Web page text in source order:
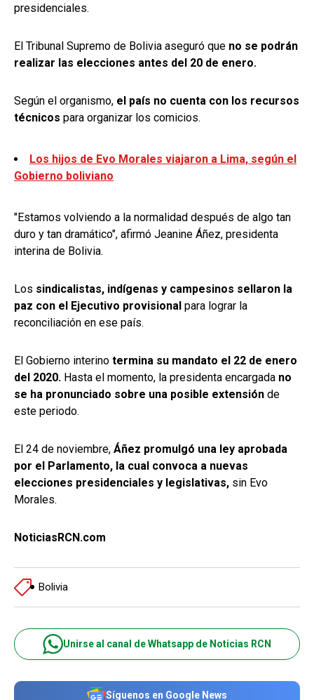
presidenciales.
El Tribunal Supremo de Bolivia aseguró que no se podrán
realizar las elecciones antes del 20 de enero.
Según el organismo, el país no cuenta con los recursos
técnicos para organizar los comicios.
Los hijos de Evo Morales viajaron a Lima, según el
Gobierno boliviano
"Estamos volviendo a la normalidad después de algo tan
duro y tan dramático", afirmó Jeanine Áñez, presidenta
interina de Bolivia.
Los sindicalistas, indígenas y campesinos sellaron la
paz con el Ejecutivo provisional para lograr la
reconciliación en ese país.
El Gobierno interino termina su mandato el 22 de enero
del 2020. Hasta el momento, la presidenta encargada no
se ha pronunciado sobre una posible extensión de
este periodo.
El 24 de noviembre, Áñez promulgó una ley aprobada
por el Parlamento, la cual convoca a nuevas
elecciones presidenciales y legislativas, sin Evo
Morales.
NoticiasRCN.com
Bolivia
Unirse al canal de Whatsapp de Noticias RCN
Síguenos en Google News